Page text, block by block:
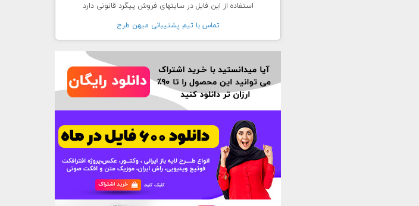
استفاده از این فایل در سایتهای فروش پیگرد قانونی دارد
تماس با تيم پشتيبانی ميهن طرح